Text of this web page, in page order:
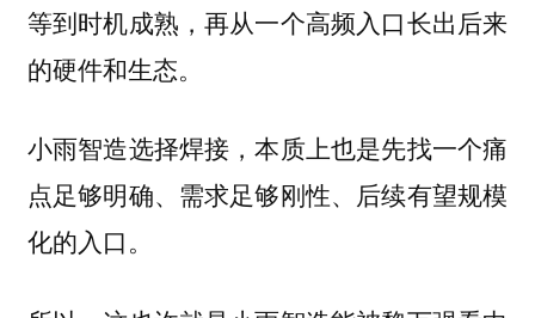
等到时机成熟，再从一个高频入口长出后来
的硬件和生态。
小雨智造选择焊接，本质上也是先找一个痛
点足够明确、需求足够刚性、后续有望规模
化的入口。